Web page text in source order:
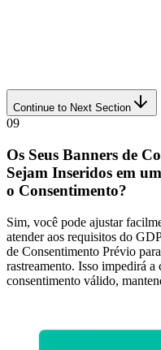
Continue to Next Section
09
Os Seus Banners de
Sejam Inseridos em
o Consentimento?
Sim, você pode ajustar
atender aos requisitos do
de Consentimento Prévio
rastreamento. Isso impedirá a
consentimento válido,